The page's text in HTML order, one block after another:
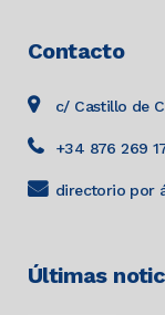
Contacto
c/ Castillo de
+34 876 269
directorio por
Últimas